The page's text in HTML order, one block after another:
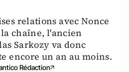
relations avec Nonce
chaîne, l'ancien
Sarkozy va donc
encore un an au moins.
Rédaction